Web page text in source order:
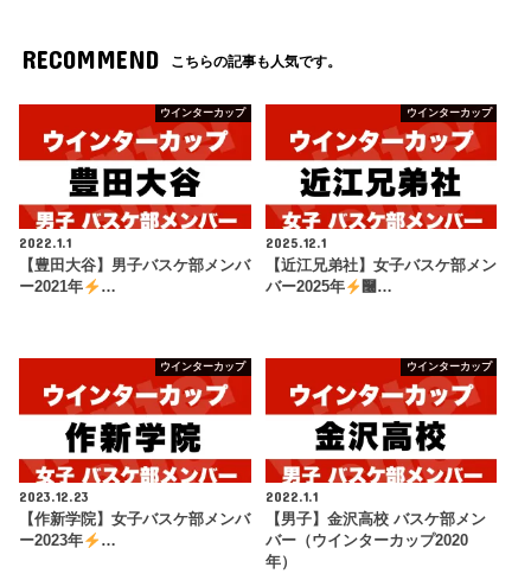
RECOMMEND こちらの記事も人気です。
ウインターカップ
2022.1.1
【豊田大谷】男子バスケ部メンバ
ー2021年
…
ウインターカップ
2025.12.1
【近江兄弟社】女子バスケ部メン
バー2025年
࿠…
ウインターカップ
2023.12.23
【作新学院】女子バスケ部メンバ
ー2023年
…
ウインターカップ
2022.1.1
【男子】金沢高校 バスケ部メン
バー（ウインターカップ2020
年）